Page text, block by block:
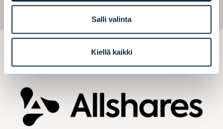
Salli valinta
Kiellä kaikki